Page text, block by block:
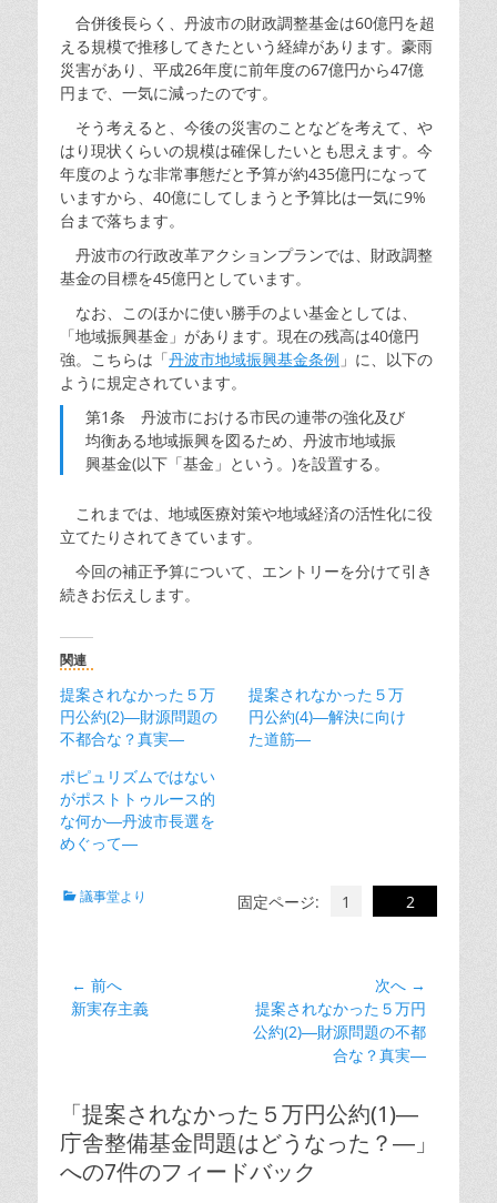
合併後長らく、丹波市の財政調整基金は60億円を超
える規模で推移してきたという経緯があります。豪雨
災害があり、平成26年度に前年度の67億円から47億
円まで、一気に減ったのです。
そう考えると、今後の災害のことなどを考えて、や
はり現状くらいの規模は確保したいとも思えます。今
年度のような非常事態だと予算が約435億円になって
いますから、40億にしてしまうと予算比は一気に9%
台まで落ちます。
丹波市の行政改革アクションプランでは、財政調整
基金の目標を45億円としています。
なお、このほかに使い勝手のよい基金としては、
「地域振興基金」があります。現在の残高は40億円
強。こちらは「丹波市地域振興基金条例 」に、以下の
ように規定されています。
第1条 丹波市における市民の連帯の強化及び
均衡ある地域振興を図るため、丹波市地域振
興基金(以下「基金」という。)を設置する。
これまでは、地域医療対策や地域経済の活性化に役
立てたりされてきています。
今回の補正予算について、エントリーを分けて引き
続きお伝えします。
関連
提案されなかった５万
円公約(2)―財源問題の
不都合な？真実―
提案されなかった５万
円公約(4)―解決に向け
た道筋―
ポピュリズムではない
がポストトゥルース的
な何か―丹波市長選を
めぐって―
固定ページ: 1 2
カ 議事堂より
投
稿
ゲ
ー
シ
ョ
← 前へ
前
新実存主義
次へ →
次
の
提案されなかった５万円
公約(2)―財源問題の不都
合な？真実―
「提案されなかった５万円公約(1)―
庁舎整備基金問題はどうなった？―」
への7件のフィードバック